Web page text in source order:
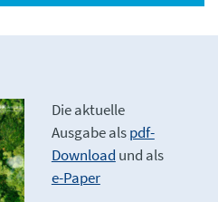
Die aktuelle
Ausgabe alspdf-
Download und als
e-Paper